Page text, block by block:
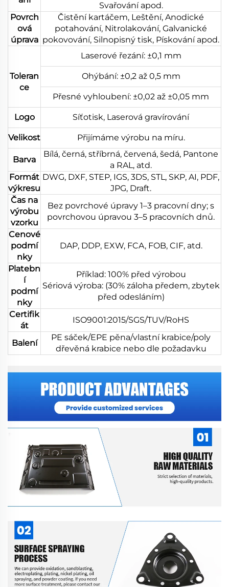
Svařování apod.
Povrch
ová
úprava
Čistění kartáčem, Leštění, Anodické
potahování, Nitrolakování, Galvanické
pokovování, Silnopisný tisk, Pískování apod.
Toleran
ce
Laserové řezání: ±0,1 mm
Ohýbání: ±0,2 až 0,5 mm
Přesné vyhloubení: ±0,02 až ±0,05 mm
Logo Síťotisk, Laserová gravírování
Velikost Přijímáme výrobu na míru.
Barva
Bílá, černá, stříbrná, červená, šedá, Pantone
a RAL, atd.
Formát
výkresu
DWG, DXF, STEP, IGS, 3DS, STL, SKP, AI, PDF,
JPG, Draft.
Čas na
výrobu
vzorku
Bez povrchové úpravy 1–3 pracovní dny; s
povrchovou úpravou 3–5 pracovních dnů.
Cenové
podmí
nky
DAP, DDP, EXW, FCA, FOB, CIF, atd.
Platebn
í
podmí
nky
Příklad: 100% před výrobou
Sériová výroba: (30% záloha předem, zbytek
před odesláním)
Certifik
át
ISO9001:2015/SGS/TUV/RoHS
Balení
PE sáček/EPE pěna/vlastní krabice/poly
dřevěná krabice nebo dle požadavku